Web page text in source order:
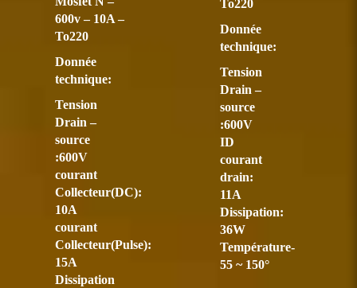
600v – 10A –
To220
Donnée
technique:
Tension
Drain –
source
:600V
courant
Collecteur(DC):
10A
courant
Collecteur(Pulse):
15A
Dissipation
To220
Donnée
technique:
Tension
Drain –
source
:600V
ID
courant
drain:
11A
Dissipation:
36W
Température-
55 ~ 150°